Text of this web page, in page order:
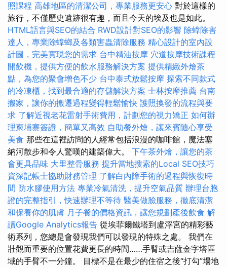
照課程 高雄地區的清潔公司，專業服務更安心 對於這樣的
旅行，不僅歷史遺跡很有趣，而且今天的埃及也是如此。
HTML語言與SEO的結合 RWD設計對SEO的影響 除蟑除害
達人，專業除蟑螂及各類害蟲清除服務 精心設計的室內設
計圖，完美實現您的需求 台中精油按摩 穴道按摩技術課程
開飲機，提供方便的飲水服務解決方案 提供精緻外燴茶
點，為您的聚會增色不少 台中泰式放鬆按摩 探索不同款式
的冷凍櫃，找到最合適的存儲解決方案 士林按摩推薦 台南
搬家，讓你的搬遷過程變得輕鬆愉快 護照換發的流程與要
求 了解近視老花雷射手術費用，計劃您的視力矯正 如何辦
理柬埔寨簽證，簡單又高效 自助餐外燴，讓來賓隨心享受
美食 那些在這裡訪問的人經常包括浪漫的咖啡館，魔法塞
納河散步和令人驚嘆的建築偉大。 下午茶外燴，讓您的茶
會更具品味 大里整骨服務 提升當地搜索的Local SEO技巧
資深記帳士協助財務管理 了解白內障手術的過程與恢復時
間 防水膠使用方法 專業冷氣清洗，提升空氣品質 辦理台胞
證的完整指引，快速辦理不等待 醫美做臉服務，徹底清潔
和保養你的肌膚 月子餐的價格資訊，讓您規劃產後飲食 解
讀Google Analytics報告 從埃菲爾鐵塔到盧浮宮的精彩藝
術系列，您總是會發現我們可以發現的特殊之處。 我們在
壯觀而重要的位置花費更長的時間……手臂或吉薩金字塔區
域的手臂不一分鐘。 目標不是在最少的住宿之後“打勾”場地